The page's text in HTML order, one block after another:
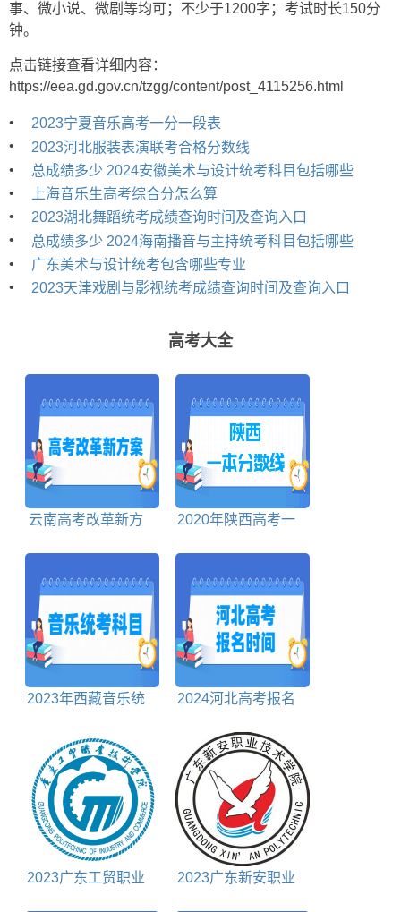
事、微小说、微剧等均可；不少于1200字；考试时长150分
钟。
点击链接查看详细内容：
https://eea.gd.gov.cn/tzgg/content/post_4115256.html
•
2023宁夏音乐高考一分一段表
•
2023河北服装表演联考合格分数线
•
总成绩多少 2024安徽美术与设计统考科目包括哪些
•
上海音乐生高考综合分怎么算
•
2023湖北舞蹈统考成绩查询时间及查询入口
•
总成绩多少 2024海南播音与主持统考科目包括哪些
•
广东美术与设计统考包含哪些专业
•
2023天津戏剧与影视统考成绩查询时间及查询入口
高考大全
云南高考改革新方
2020年陕西高考一
2023年西藏音乐统
2024河北高考报名
2023广东工贸职业
2023广东新安职业